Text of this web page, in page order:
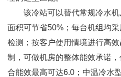
该冷站可以替代常规冷水
面积可节省50%；每台机组均
检测；按客户使用情境进行高
制，可做机房的整体能效承诺
合能效最高可达6.0；中温冷水